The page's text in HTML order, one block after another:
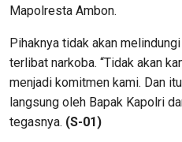
Mapolresta Ambon.
Pihaknya tidak akan
terlibat narkoba. “Tidak akan
menjadi komitmen kami. Dan
langsung oleh Bapak Kapolri
tegasnya. (S-01)